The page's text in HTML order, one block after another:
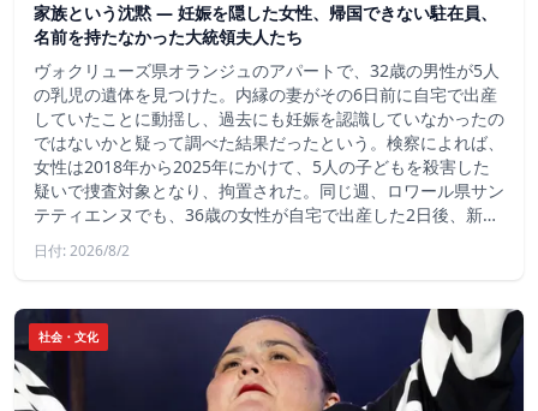
家族という沈黙 ― 妊娠を隠した女性、帰国できない駐在員、
名前を持たなかった大統領夫人たち
ヴォクリューズ県オランジュのアパートで、32歳の男性が5人
の乳児の遺体を見つけた。内縁の妻がその6日前に自宅で出産
していたことに動揺し、過去にも妊娠を認識していなかったの
ではないかと疑って調べた結果だったという。検察によれば、
女性は2018年から2025年にかけて、5人の子どもを殺害した
疑いで捜査対象となり、拘置された。同じ週、ロワール県サン
テティエンヌでも、36歳の女性が自宅で出産した2日後、新…
日付: 2026/8/2
社会・文化